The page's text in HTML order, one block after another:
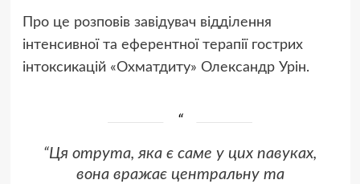
Про це розповів завідувач відділення
інтенсивної та еферентної терапії гострих
інтоксикацій «Охматдиту» Олександр Урін.
“Ця отрута, яка є саме у цих павуках,
вона вражає центральну та